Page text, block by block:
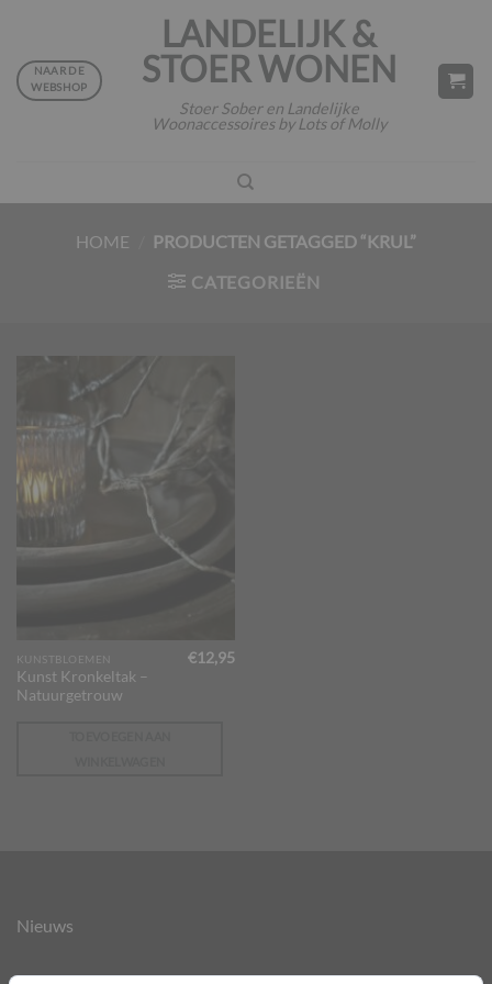
inhoud
LANDELIJK &
STOER WONEN
Stoer Sober en Landelijke
Woonaccessoires by Lots of Molly
NAAR DE
WEBSHOP
HOME
PRODUCTEN GETAGGED “KRUL”
CATEGORIEËN
KUNSTBLOEMEN
Kunst Kronkeltak –
Natuurgetrouw
€12,95
Nieuws